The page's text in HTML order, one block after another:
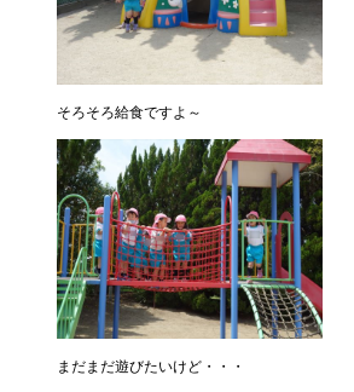
そろそろ給食ですよ～
まだまだ遊びたいけど・・・